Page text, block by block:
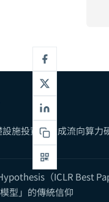
設施投資近六成流向算
（ICLR Best
型」的傳統信仰